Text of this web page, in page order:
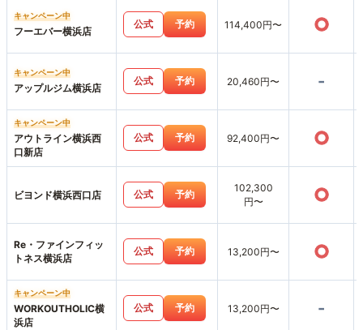
キャンペーン中
フーエバー横浜店
公式 予約 114,400円〜 ○
キャンペーン中
アップルジム横浜店
公式 予約 20,460円〜 -
キャンペーン中
アウトライン横浜西
口新店
公式 予約 92,400円〜 ○
ビヨンド横浜西口店 公式 予約
102,300
円〜
○
Re・ファインフィッ
トネス横浜店
公式 予約 13,200円〜 ○
キャンペーン中
WORKOUTHOLIC横
浜店
公式 予約 13,200円〜 -